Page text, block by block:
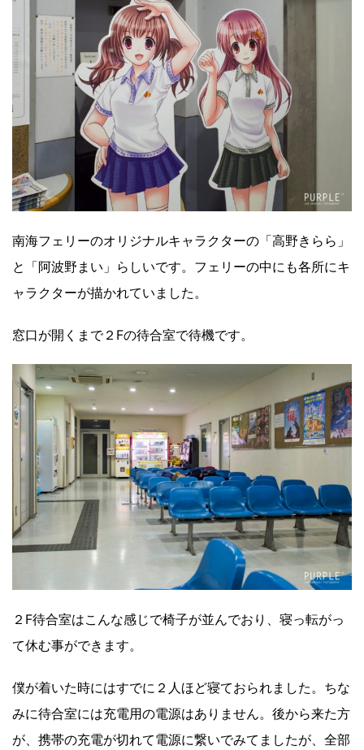
南海フェリーのオリジナルキャラクターの「高野きらら」
と「阿波野まい」らしいです。フェリーの中にも各所にキ
ャラクターが描かれていました。
窓口が開くまで２Fの待合室で待機です。
２F待合室はこんな感じで椅子が並んでおり、寝っ転がっ
て休む事ができます。
僕が着いた時にはすでに２人ほど寝ておられました。ちな
みに待合室には充電用の電源はありません。後から来た方
が、携帯の充電が切れて電源に繋いでみてましたが、全部